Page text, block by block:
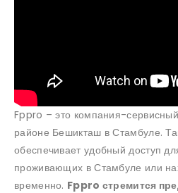
Fppro – это компания-
районе Бешикташ в Стамбуле.
обеспечивает удобный доступ
проживающих в Стамбуле или
временно. Fppro стремится